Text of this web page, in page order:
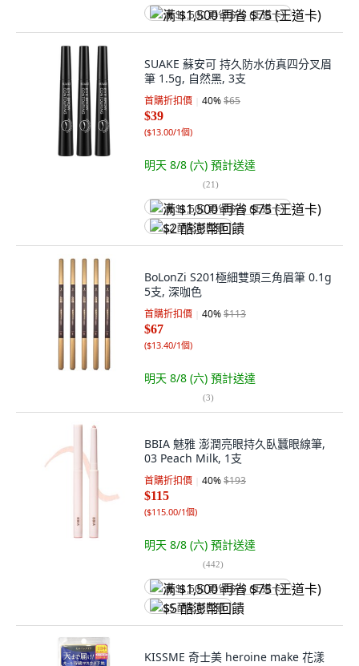
满 $1,500 再省 $75 (王道卡)
SUAKE 蘇安可 持久防水仿真四分叉眉
筆 1.5g, 自然黑, 3支
首購折扣價 40%$65
$39
($13.00/1個)
明天 8/8 (六) 預計送達
(21)
满 $1,500 再省 $75 (王道卡)
$2 酷澎幣回饋
BoLonZi S201極細雙頭三角眉筆 0.1g
5支, 深咖色
首購折扣價 40%$113
$67
($13.40/1個)
明天 8/8 (六) 預計送達
(3)
BBIA 魅雅 澎潤亮眼持久臥蠶眼線筆,
03 Peach Milk, 1支
首購折扣價 40%$193
$115
($115.00/1個)
明天 8/8 (六) 預計送達
(442)
满 $1,500 再省 $75 (王道卡)
$5 酷澎幣回饋
KISSME 奇士美 heroine make 花漾